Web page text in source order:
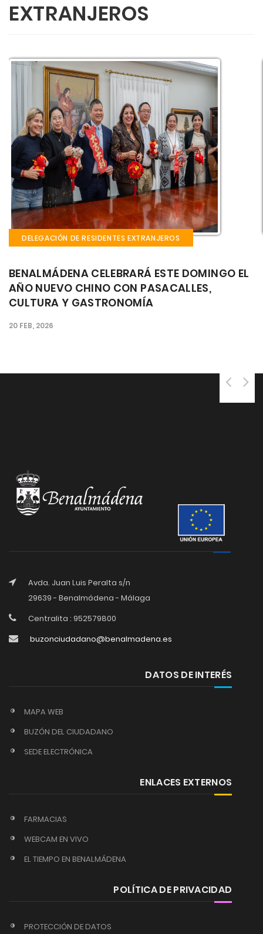
EXTRANJEROS
ESTE DOMINGO EL
PASACALLES,
DELEGACIÓN DE RESIDENTES
EL CASTILLO EL BIL BIL
SEMANA LA FIESTA
MÚSICA Y
Avda. Juan Luis Peralta s/n
29639 - Benalmádena - Málaga
Centralita : 952579800
buzonciudadano@benalmadena.es
DATOS DE INTERÉS
MAPA WEB
BUZÓN DEL CIUDADANO
SEDE ELECTRÓNICA
ENLACES EXTERNOS
FARMACIAS
WEBCAM EN VIVO
EL TIEMPO EN BENALMÁDENA
POLÍTICA DE PRIVACIDAD
PROTECCIÓN DE DATOS